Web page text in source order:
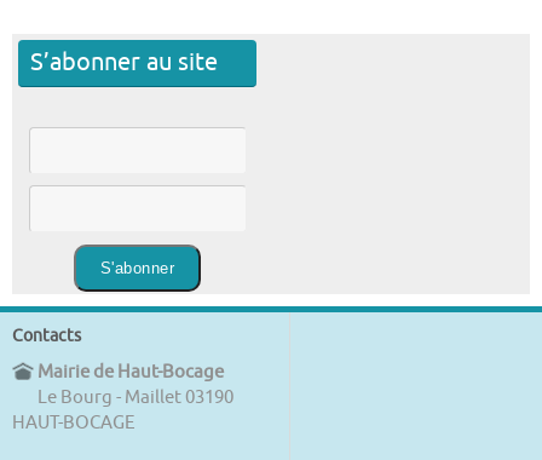
S’abonner au site
Contacts
Mairie de Haut-Bocage
Le Bourg - Maillet 03190
HAUT-BOCAGE